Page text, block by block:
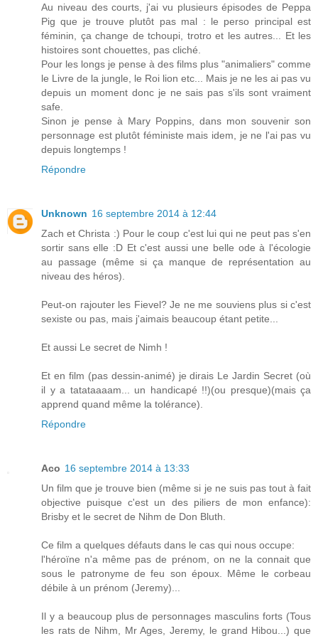
Au niveau des courts, j'ai vu plusieurs épisodes de Peppa
Pig que je trouve plutôt pas mal : le perso principal est
féminin, ça change de tchoupi, trotro et les autres... Et les
histoires sont chouettes, pas cliché.
Pour les longs je pense à des films plus "animaliers" comme
le Livre de la jungle, le Roi lion etc... Mais je ne les ai pas vu
depuis un moment donc je ne sais pas s'ils sont vraiment
safe.
Sinon je pense à Mary Poppins, dans mon souvenir son
personnage est plutôt féministe mais idem, je ne l'ai pas vu
depuis longtemps !
Répondre
Unknown 16 septembre 2014 à 12:44
Zach et Christa :) Pour le coup c'est lui qui ne peut pas s'en
sortir sans elle :D Et c'est aussi une belle ode à l'écologie
au passage (même si ça manque de représentation au
niveau des héros).
Peut-on rajouter les Fievel? Je ne me souviens plus si c'est
sexiste ou pas, mais j'aimais beaucoup étant petite...
Et aussi Le secret de Nimh !
Et en film (pas dessin-animé) je dirais Le Jardin Secret (où
il y a tatataaaam... un handicapé !!)(ou presque)(mais ça
apprend quand même la tolérance).
Répondre
Aco 16 septembre 2014 à 13:33
Un film que je trouve bien (même si je ne suis pas tout à fait
objective puisque c'est un des piliers de mon enfance):
Brisby et le secret de Nihm de Don Bluth.
Ce film a quelques défauts dans le cas qui nous occupe:
l'héroïne n'a même pas de prénom, on ne la connait que
sous le patronyme de feu son époux. Même le corbeau
débile à un prénom (Jeremy)...
Il y a beaucoup plus de personnages masculins forts (Tous
les rats de Nihm, Mr Ages, Jeremy, le grand Hibou...) que